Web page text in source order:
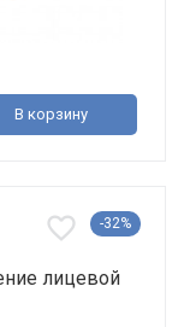
В корзину
-32%
лицевой